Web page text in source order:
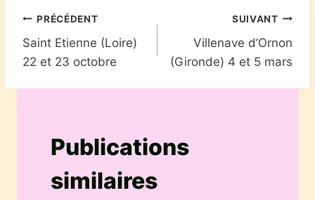
Navigation
de
l’article
PRÉCÉDENT
Saint Etienne (Loire)
22 et 23 octobre
SUIVANT
Villenave d’Ornon
(Gironde) 4 et 5 mars
Publications
similaires